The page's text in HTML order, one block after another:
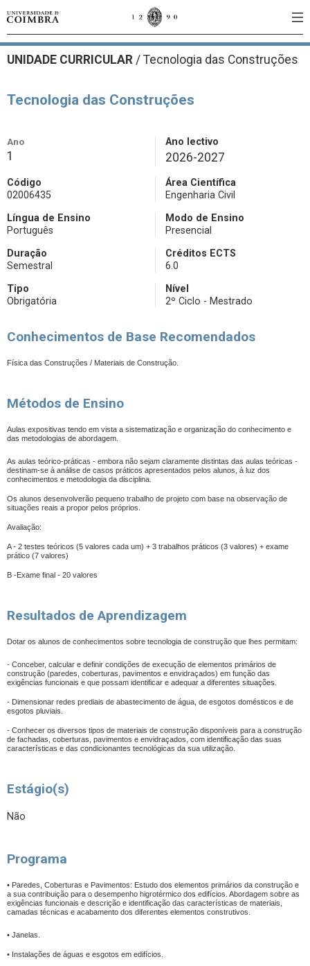
UNIDADE CURRICULAR / Tecnologia das Construções
Tecnologia das Construções
Ano
1
Ano lectivo
2026-2027
Código
02006435
Área Científica
Engenharia Civil
Língua de Ensino
Português
Modo de Ensino
Presencial
Duração
Semestral
Créditos ECTS
6.0
Tipo
Obrigatória
Nível
2º Ciclo - Mestrado
Conhecimentos de Base Recomendados
Física das Construções / Materiais de Construção.
Métodos de Ensino
Aulas expositivas tendo em vista a sistematização e organização do conhecimento e
das metodologias de abordagem.
As aulas teórico-práticas - embora não sejam claramente distintas das aulas teóricas -
destinam-se à análise de casos práticos apresentados pelos alunos, à luz dos
conhecimentos e metodologia da disciplina.
Os alunos desenvolverão pequeno trabalho de projeto com base na observação de
situações reais a propor pelos próprios.
Avaliação:
A - 2 testes teóricos (5 valores cada um) + 3 trabalhos práticos (3 valores) + exame
prático (7 valores)
B -Exame final - 20 valores
Resultados de Aprendizagem
Dotar os alunos de conhecimentos sobre tecnologia de construção que lhes permitam:
- Conceber, calcular e definir condições de execução de elementos primários de
construção (paredes, coberturas, pavimentos e envidraçados) em função das
exigências funcionais e que possam identificar e adequar a diferentes situações.
- Dimensionar redes prediais de abastecimento de água, de esgotos domésticos e de
esgotos pluviais.
- Conhecer os diversos tipos de materiais de construção disponíveis para a construção
de fachadas, coberturas, pavimentos e envidraçados, com identificação das suas
características e das condicionantes tecnológicas da sua utilização.
Estágio(s)
Não
Programa
• Paredes, Coberturas e Pavimentos: Estudo dos elementos primários da construção e
a sua contribuição para o desempenho higrotérmico dos edifícios. Abordagem sobre as
exigências funcionais e descrição e identificação das características de materiais,
camadas técnicas e acabamento dos diferentes elementos construtivos.
• Janelas.
• Instalações de águas e esgotos em edifícios.